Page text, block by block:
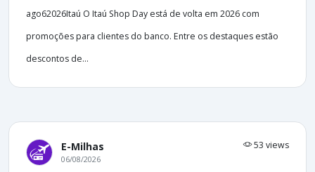
ago62026Itaú O Itaú Shop Day está de volta em 2026 com
promoções para clientes do banco. Entre os destaques estão
descontos de...
E-Milhas 53 views
06/08/2026